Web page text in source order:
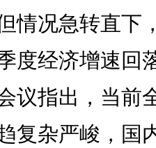
情况急转直下
度经济增速回
议指出，当前
复杂严峻，国